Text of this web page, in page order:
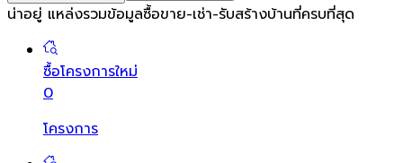
น่าอยู่ แหล่งรวมข้อมูลซื้อขาย-เช่า-รับสร้างบ้านที่ครบที่สุด
ซื้อโครงการใหม่
0
โครงการ